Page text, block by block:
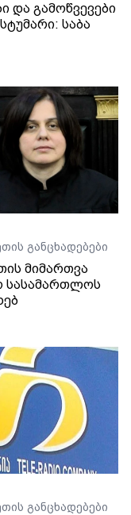
და გამოწვევები
საბა
განცხადებები
მიმართვა
სასამართლოს
განცხადებები